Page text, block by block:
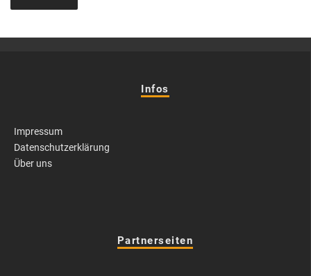
Infos
Impressum
Datenschutzerklärung
Über uns
Partnerseiten